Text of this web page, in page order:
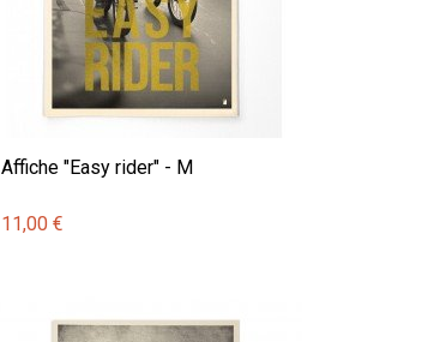
Affiche "Easy rider" - M
11,00 €